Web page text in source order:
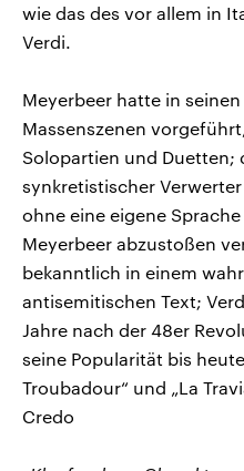
wie das des vor allem in
Verdi.
Meyerbeer hatte in
Massenszenen
Solopartien und Duetten;
synkretistischer
ohne eine eigene
Meyerbeer abzustoßen
bekanntlich in einem
antisemitischen Text;
Jahre nach der 48er
seine Popularität bis
Troubadour“ und „La
Credo